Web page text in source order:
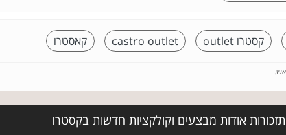
קסטרו outlet castro outlet קאסטרו
אודות מבצעים וקולקציות חדשות בקסטרו